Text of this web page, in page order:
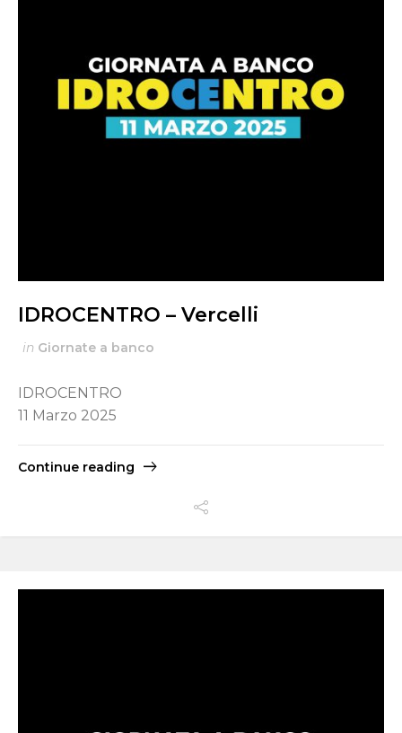
IDROCENTRO – Vercelli
in Giornate a banco
IDROCENTRO
11 Marzo 2025
Continue reading
Français